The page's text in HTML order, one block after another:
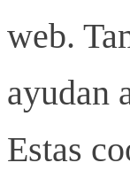
web.
ayudan
Estas